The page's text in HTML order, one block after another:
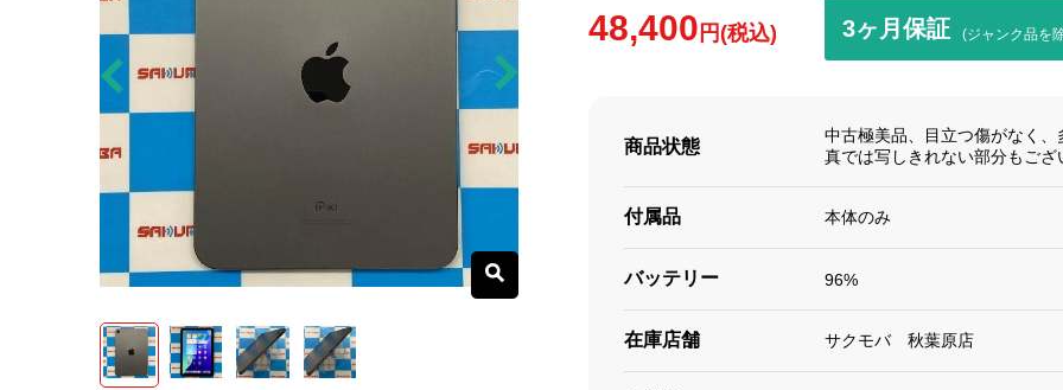
48,400 円(税込) 3ヶ月保証 (ジャンク品を
商品状態
中古極美品、目立つ傷がなく
真では写しきれない部分もござ
付属品 本体のみ
バッテリー 96%
在庫店舗 サクモバ 秋葉原店